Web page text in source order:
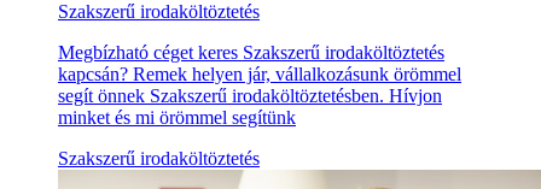
Szakszerű irodaköltöztetés
Megbízható céget keres Szakszerű irodaköltöztetés
kapcsán? Remek helyen jár, vállalkozásunk örömmel
segít önnek Szakszerű irodaköltöztetésben. Hívjon
minket és mi örömmel segítünk
Szakszerű irodaköltöztetés